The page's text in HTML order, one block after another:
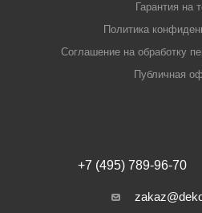
Гарантия на
Политика
Соглашение на обработку
Публичная
+7 (495) 789-96-70